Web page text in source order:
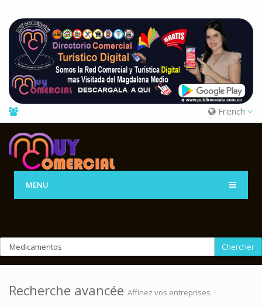
French
MENU
Chercher
Recherche avancée Affinez vos entreprises